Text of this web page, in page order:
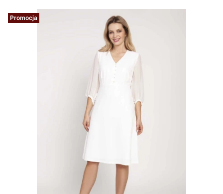
Promocja